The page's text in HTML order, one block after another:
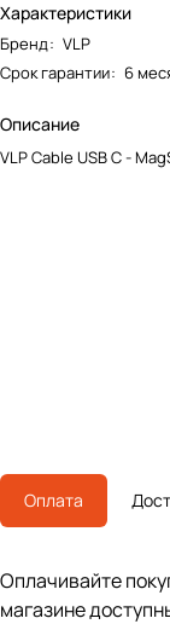
Характеристики
Бренд: VLP
Срок гарантии: 6
Описание
VLP Cable USB C -
Оплата
Оплачивайте
магазине